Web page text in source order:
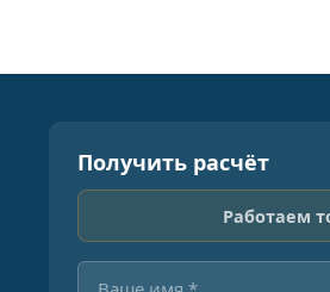
Получить расчёт
Работаем